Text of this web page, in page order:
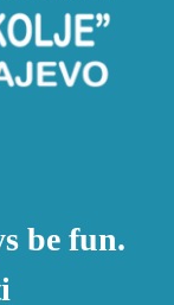
be fun.